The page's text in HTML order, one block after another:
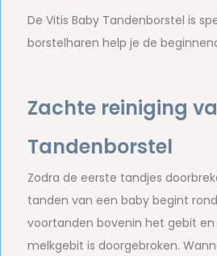
De Vitis Baby Tandenborstel is
borstelharen help je de
Zachte reiniging
Tandenborstel
Zodra de eerste tandjes
tanden van een baby begint
voortanden bovenin het gebit
melkgebit is doorgebroken.